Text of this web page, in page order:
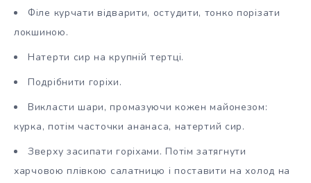
Філе курчати відварити, остудити, тонко порізати
локшиною.
Натерти сир на крупній тертці.
Подрібнити горіхи.
Викласти шари, промазуючи кожен майонезом:
курка, потім часточки ананаса, натертий сир.
Зверху засипати горіхами. Потім затягнути
харчовою плівкою салатницю і поставити на холод на